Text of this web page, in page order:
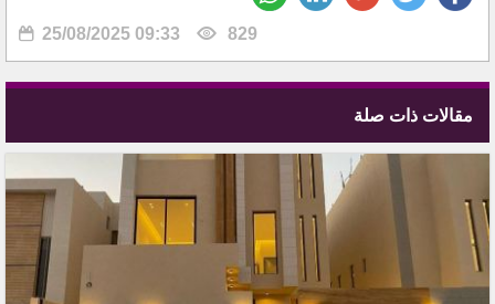
25/08/2025 09:33 829
مقالات ذات صلة